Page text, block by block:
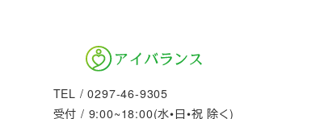
TEL / 0297-46-9305
受付 / 9:00~18:00(水•日•祝 除く)